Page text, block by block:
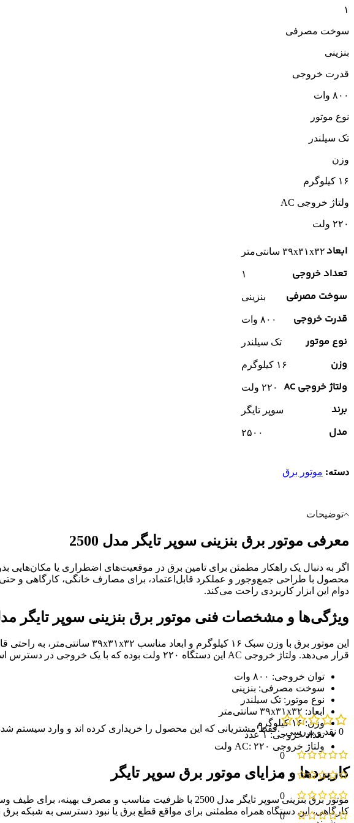
۱
سوخت مصرفی
بنزینی
قدرت خروجی
۸۰۰ وات
نوع موتور
تک سیلندر
وزن
۱۶ کیلوگرم
ولتاژ خروجی AC
۲۲۰ ولت
ابعاد۳۹x۳۱x۳۲ سانتی‌متر
تعداد خروجی ۱
سوخت مصرفی بنزینی
قدرت خروجی ۸۰۰ وات
نوع موتور تک سیلندر
وزن ۱۶ کیلوگرم
ولتاژ خروجی AC ۲۲۰ ولت
برند سوپر تایگر
مدل ۲۵۰۰
دسته: موتور برق
توضیحات
معرفی موتور برق بنزینی سوپر تایگر مدل 2500
محصول با طراحی جمع‌وجور و عملکرد قابل‌اعتماد، برای مصارف خانگی، کارگاهی و
دوام این ابزار کاربردی راحت می‌کند.
ویژگی‌ها و مشخصات فنی موتور برق بنزینی سوپر تایگر مدل
قرار می‌دهد. ولتاژ خروجی AC این دستگاه ۲۲۰ ولت بوده که با یک خروجی در دسترس است و برای روشن کردن لوازم برقی معمولی کاملاً مناسب است.
توان خروجی: ۸۰۰ وات
سوخت مصرفی: بنزینی
نوع موتور: تک سیلندر
ابعاد: ۳۹x۳۱x۳۲ سانتی‌متر
وزن: ۱۶ کیلوگرم
تعداد خروجی: ۱ عدد
ولتاژ خروجی AC: ۲۲۰ ولت
کاربردها و مزایای موتور برق سوپر تایگر
موتور برق بنزینی سوپر تایگر مدل 2500 با ظرفیت مناسب و
کارگاهی، این دستگاه همراه مطمئنی برای مواقع قطع برق یا نبود دسترسی به
0 نقد و بررسی
0
0
0
0
.فقط مشتریانی که این محصول را خریداری کرده اند و وارد سیستم شده